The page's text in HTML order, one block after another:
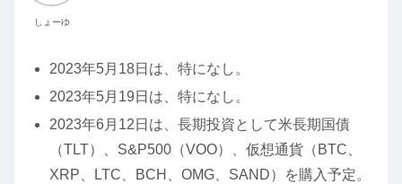
しょーゆ
2023年5月18日は、特になし。
2023年5月19日は、特になし。
2023年6月12日は、長期投資として米長期国債
（TLT）、S&P500（VOO）、仮想通貨（BTC、
XRP、LTC、BCH、OMG、SAND）を購入予定。